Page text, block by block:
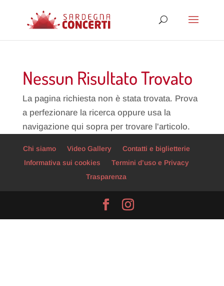
Nessun Risultato Trovato
La pagina richiesta non è stata trovata. Prova
a perfezionare la ricerca oppure usa la
navigazione qui sopra per trovare l'articolo.
Chi siamo Video Gallery
Contatti e biglietterie
Informativa sui cookies
Termini d’uso e Privacy
Trasparenza